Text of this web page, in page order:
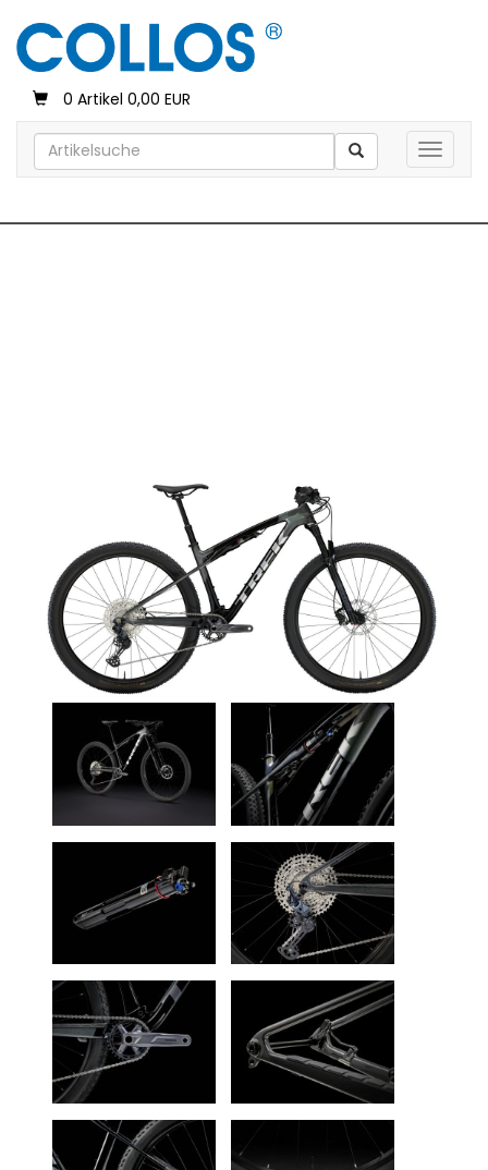
0 Artikel 0,00 EUR
Toggle